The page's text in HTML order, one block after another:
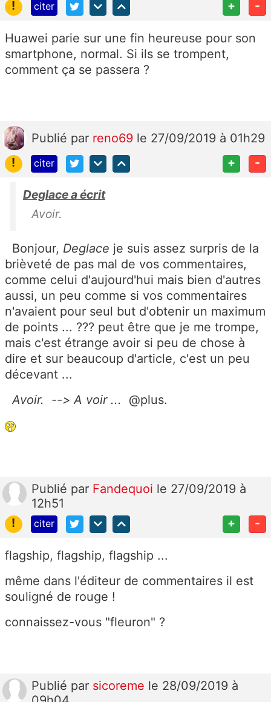
! citer + -
Huawei parie sur une fin heureuse pour son
smartphone, normal. Si ils se trompent,
comment ça se passera ?
Publié par reno69 le 27/09/2019 à 01h29
!
citer + -
Deglace a écrit
Avoir.
Bonjour, Deglace je suis assez surpris de la
brièveté de pas mal de vos commentaires,
comme celui d'aujourd'hui mais bien d'autres
aussi, un peu comme si vos commentaires
n'avaient pour seul but d'obtenir un maximum
de points ... ??? peut être que je me trompe,
mais c'est étrange avoir si peu de chose à
dire et sur beaucoup d'article, c'est un peu
décevant ...
Avoir. --> A voir ... @plus.
Publié par Fandequoi le 27/09/2019 à
12h51
!
citer + -
flagship, flagship, flagship ...
même dans l'éditeur de commentaires il est
souligné de rouge !
connaissez-vous "fleuron" ?
Publié par sicoreme le 28/09/2019 à